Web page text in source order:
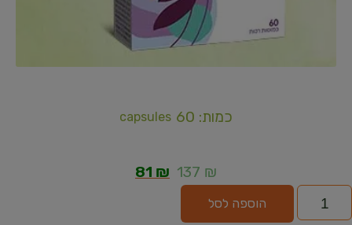
כמות: 60 capsules
137 ₪
81 ₪
הוספה לסל